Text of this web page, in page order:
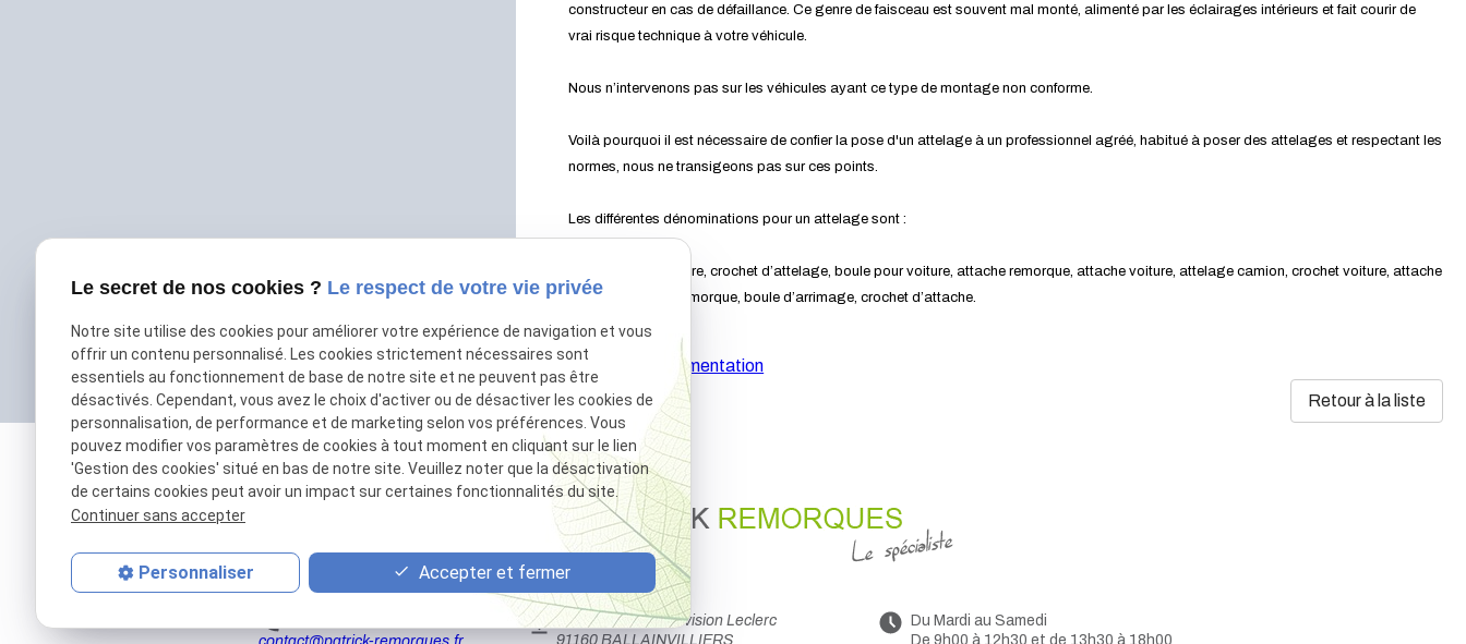
constructeur en cas de défaillance. Ce genre de faisceau est souvent mal monté, alimenté par les éclairages intérieurs et fait courir de
vrai risque technique à votre véhicule.
Nous n’intervenons pas sur les véhicules ayant ce type de montage non conforme.
Voilà pourquoi il est nécessaire de confier la pose d'un attelage à un professionnel agréé, habitué à poser des attelages et respectant les
normes, nous ne transigeons pas sur ces points.
Les différentes dénominations pour un attelage sont :
Attelage pour voiture, crochet d’attelage, boule pour voiture, attache remorque, attache voiture, attelage camion, crochet voiture, attache
auto, boule pour remorque, boule d’arrimage, crochet d’attache.
Afficher la documentation
Retour à la liste
44 Avenue de la Division Leclerc
91160 BALLAINVILLIERS
Du Mardi au Samedi
De 9h00 à 12h30 et de 13h30 à 18h00
Le secret de nos cookies ? Le respect de votre vie privée
Notre site utilise des cookies pour améliorer votre expérience de navigation et vous
offrir un contenu personnalisé. Les cookies strictement nécessaires sont
essentiels au fonctionnement de base de notre site et ne peuvent pas être
désactivés. Cependant, vous avez le choix d'activer ou de désactiver les cookies de
personnalisation, de performance et de marketing selon vos préférences. Vous
pouvez modifier vos paramètres de cookies à tout moment en cliquant sur le lien
'Gestion des cookies' situé en bas de notre site. Veuillez noter que la désactivation
de certains cookies peut avoir un impact sur certaines fonctionnalités du site.
Continuer sans accepter
Personnaliser Accepter et fermer